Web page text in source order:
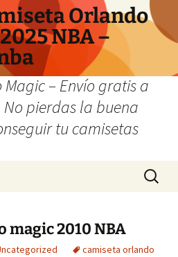
Orlando
NBA –
– Envío gratis a
pierdas la buena
tu camisetas
Buscar:
magic 2010 NBA
camiseta orlando